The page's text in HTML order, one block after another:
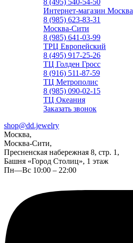
8 (495) 540-54-50
Интернет-магазин Москва
8 (985) 623-83-31
Москва-Сити
8 (985) 641-03-99
ТРЦ Европейский
8 (495) 917-25-26
ТЦ Голден Гросс
8 (916) 511-87-59
ТЦ Метрополис
8 (985) 090-02-15
ТЦ Океания
Заказать звонок
shop@dd.jewelry
Москва,
Москва-Сити,
Пресненская набережная 8, стр. 1,
Башня «Город Столиц», 1 этаж
Пн—Вс 10:00 – 22:00